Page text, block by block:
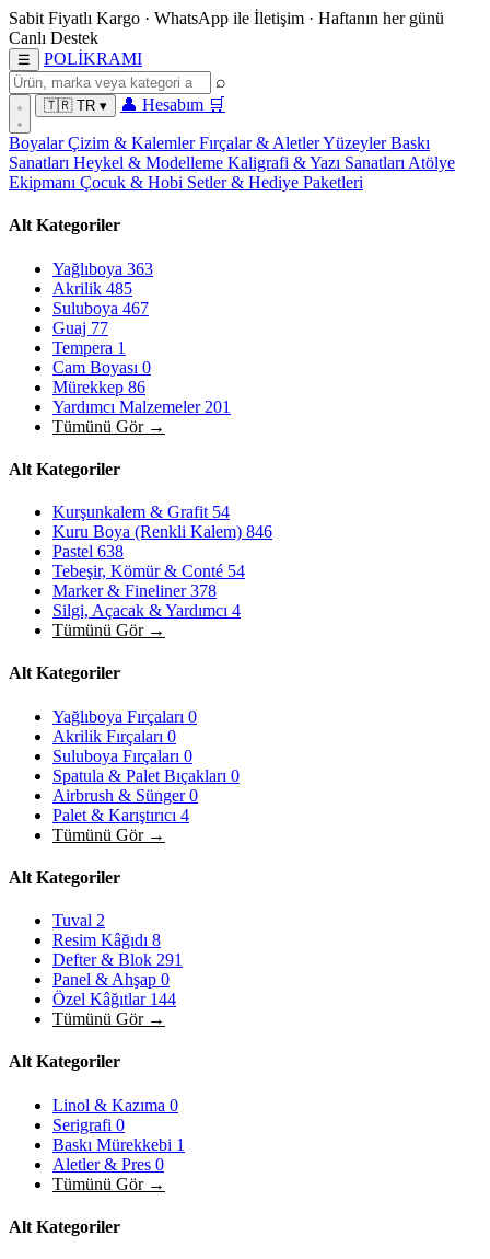
Sabit Fiyatlı Kargo · WhatsApp ile İletişim · Haftanın her günü
Canlı Destek
☰ POLİKRAMI
⌕
🇹🇷 TR ▾ 👤 Hesabım 🛒
BoyalarÇizim & KalemlerFırçalar & AletlerYüzeylerBaskı
Sanatları Heykel & Modelleme Kaligrafi & Yazı Sanatları Atölye
Ekipmanı Çocuk & Hobi Setler & Hediye Paketleri
Alt Kategoriler
Yağlıboya 363
Akrilik 485
Suluboya 467
Guaj 77
Tempera 1
Cam Boyası 0
Mürekkep 86
Yardımcı Malzemeler 201
Tümünü Gör →
Alt Kategoriler
Kurşunkalem & Grafit 54
Kuru Boya (Renkli Kalem) 846
Pastel 638
Tebeşir, Kömür & Conté 54
Marker & Fineliner378
Silgi, Açacak & Yardımcı 4
Tümünü Gör →
Alt Kategoriler
Yağlıboya Fırçaları 0
Akrilik Fırçaları 0
Suluboya Fırçaları 0
Spatula & Palet Bıçakları 0
Airbrush & Sünger0
Palet & Karıştırıcı 4
Tümünü Gör →
Alt Kategoriler
Tuval 2
Resim Kâğıdı 8
Defter & Blok 291
Panel & Ahşap 0
Özel Kâğıtlar 144
Tümünü Gör →
Alt Kategoriler
Linol & Kazıma 0
Serigrafi 0
Baskı Mürekkebi 1
Aletler & Pres 0
Tümünü Gör →
Alt Kategoriler